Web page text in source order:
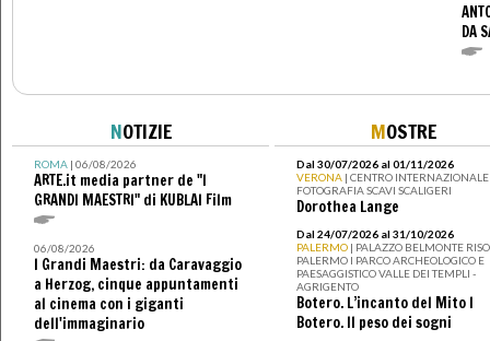
DA
NOTIZIE
ROMA | 06/08/2026
ARTE.it media partner de "I
GRANDI MAESTRI" di KUBLAI Film
06/08/2026
I Grandi Maestri: da Caravaggio
a Herzog, cinque appuntamenti
al cinema con i giganti
dell'immaginario
MOSTRE
Dal 30/07/2026 al 01/11/2026
VERONA | CENTRO
FOTOGRAFIA SCAVI SCALIGERI
Dorothea Lange
Dal 24/07/2026 al 31/10/2026
PALERMO | PALAZZO BELMONTE
PALERMO I PARCO ARCHEOLOGICO E
PAESAGGISTICO VALLE DEI TEMPLI -
AGRIGENTO
Botero. L’incanto del Mito I
Botero. Il peso dei sogni